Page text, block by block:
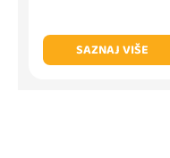
SAZNAJ VIŠE